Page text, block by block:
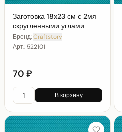
Заготовка 18x23 см с 2мя
скругленными углами
Бренд:Craftstory
Арт.: 522101
70 ₽
В корзину